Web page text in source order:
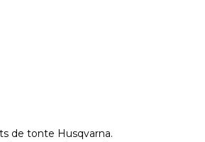
de tonte Husqvarna.